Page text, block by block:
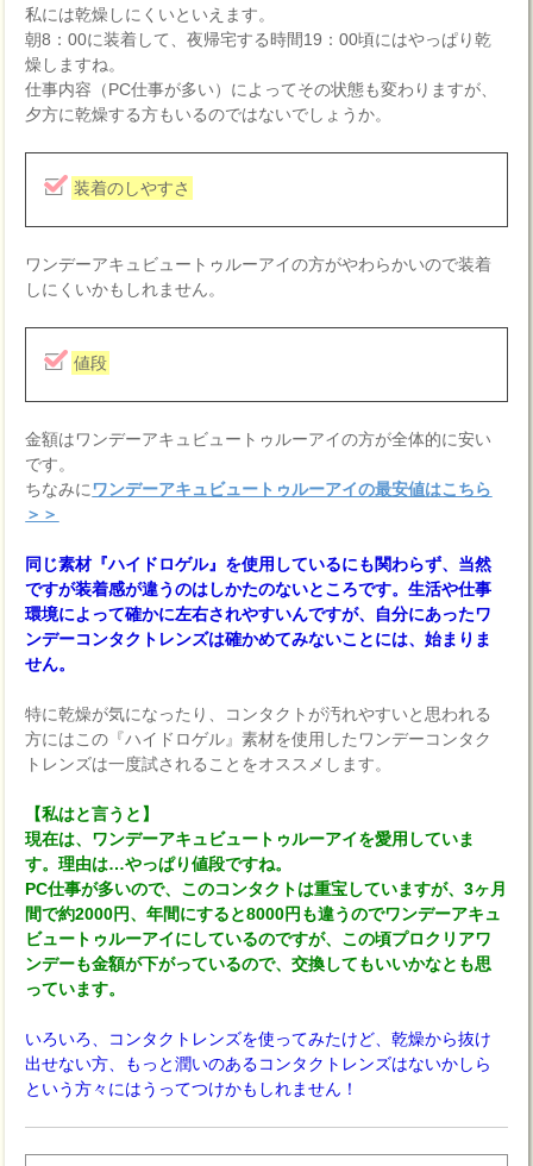
私には乾燥しにくいといえます。
朝8：00に装着して、夜帰宅する時間19：00頃にはやっぱり乾
燥しますね。
仕事内容（PC仕事が多い）によってその状態も変わりますが、
夕方に乾燥する方もいるのではないでしょうか。
装着のしやすさ
ワンデーアキュビュートゥルーアイの方がやわらかいので装着
しにくいかもしれません。
値段
金額はワンデーアキュビュートゥルーアイの方が全体的に安い
です。
ちなみに ワンデーアキュビュートゥルーアイの最安値はこちら
＞＞
同じ素材『ハイドロゲル』を使用しているにも関わらず、当然
ですが装着感が違うのはしかたのないところです。生活や仕事
環境によって確かに左右されやすいんですが、自分にあったワ
ンデーコンタクトレンズは確かめてみないことには、始まりま
せん。
特に乾燥が気になったり、コンタクトが汚れやすいと思われる
方にはこの『ハイドロゲル』素材を使用したワンデーコンタク
トレンズは一度試されることをオススメします。
【私はと言うと】
現在は、ワンデーアキュビュートゥルーアイを愛用していま
す。理由は…やっぱり値段ですね。
PC仕事が多いので、このコンタクトは重宝していますが、3ヶ月
間で約2000円、年間にすると8000円も違うのでワンデーアキュ
ビュートゥルーアイにしているのですが、この頃プロクリアワ
ンデーも金額が下がっているので、交換してもいいかなとも思
っています。
いろいろ、コンタクトレンズを使ってみたけど、乾燥から抜け
出せない方、もっと潤いのあるコンタクトレンズはないかしら
という方々にはうってつけかもしれません！